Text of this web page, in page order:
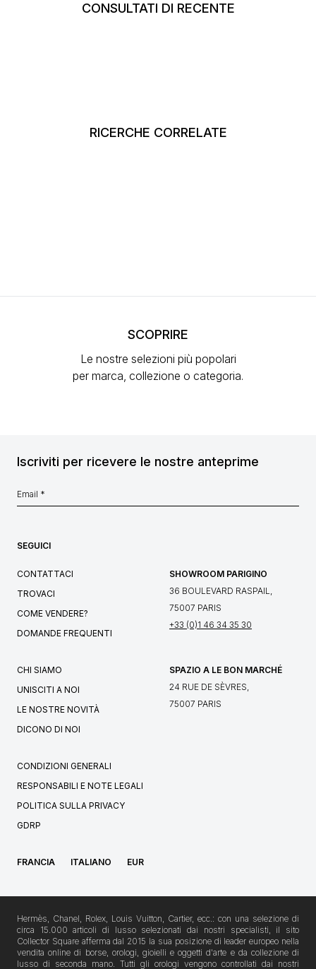
CONSULTATI DI RECENTE
RICERCHE CORRELATE
SCOPRIRE
Le nostre selezioni più popolari
per marca, collezione o categoria.
Iscriviti per ricevere le nostre anteprime
SEGUICI
CONTATTACI
TROVACI
COME VENDERE?
DOMANDE FREQUENTI
SHOWROOM PARIGINO
36 BOULEVARD RASPAIL,
75007 PARIS
+33 (0)1 46 34 35 30
CHI SIAMO
UNISCITI A NOI
LE NOSTRE NOVITÀ
DICONO DI NOI
SPAZIO A LE BON MARCHÉ
24 RUE DE SÈVRES,
75007 PARIS
CONDIZIONI GENERALI
RESPONSABILI E NOTE LEGALI
POLITICA SULLA PRIVACY
GDRP
FRANCIA ITALIANO EUR
Hermès, Chanel, Rolex, Louis Vuitton, Cartier, ecc.: con una selezione di
circa 15.000 articoli di lusso selezionati dai nostri specialisti, il sito
Collector Square afferma dal 2015 la sua posizione di leader europeo nella
vendita online di borse, orologi, gioielli e oggetti d'arte e da collezione di
lusso di seconda mano. Tutti gli orologi vengono controllati dai nostri